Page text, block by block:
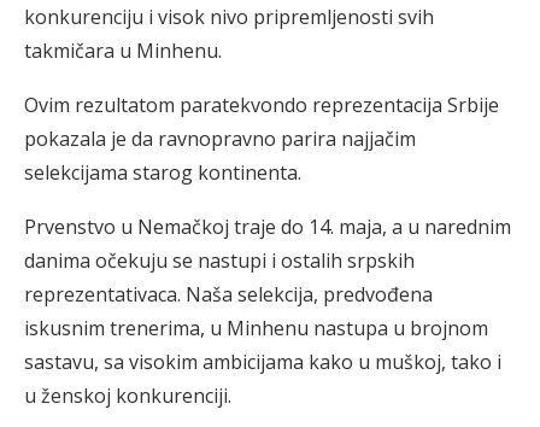
konkurenciju i visok nivo pripremljenosti svih
takmičara u Minhenu.
Ovim rezultatom paratekvondo reprezentacija Srbije
pokazala je da ravnopravno parira najjačim
selekcijama starog kontinenta.
Prvenstvo u Nemačkoj traje do 14. maja, a u narednim
danima očekuju se nastupi i ostalih srpskih
reprezentativaca. Naša selekcija, predvođena
iskusnim trenerima, u Minhenu nastupa u brojnom
sastavu, sa visokim ambicijama kako u muškoj, tako i
u ženskoj konkurenciji.